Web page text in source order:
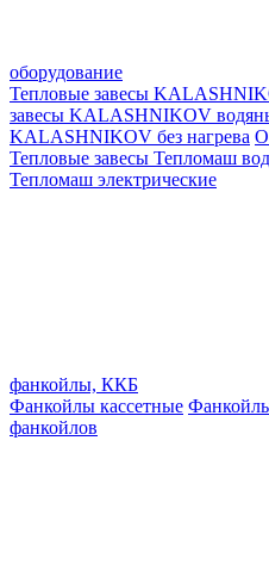
оборудование
Тепловые завесы
завесы KALASHNIKOV
KALASHNIKOV без нагрева
Тепловые завесы Тепломаш
Тепломаш электрические
фанкойлы, ККБ
Фанкойлы кассетные
фанкойлов